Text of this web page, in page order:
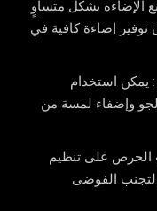
الإضاءة بشكل متساوٍ
توفير إضاءة كافية في
: يمكن استخدام
وإضفاء لمسة من
الحرص على تنظيم
لتجنب الفوضى